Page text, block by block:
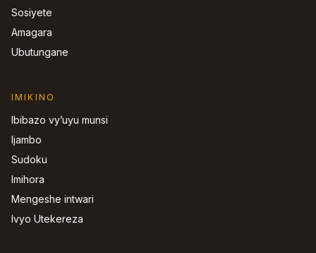
Sosiyete
Amagara
Ubutungane
IMIKINO
Ibibazo vy’uyu munsi
Ijambo
Sudoku
Imihora
Mengeshe intwari
Ivyo Utekereza